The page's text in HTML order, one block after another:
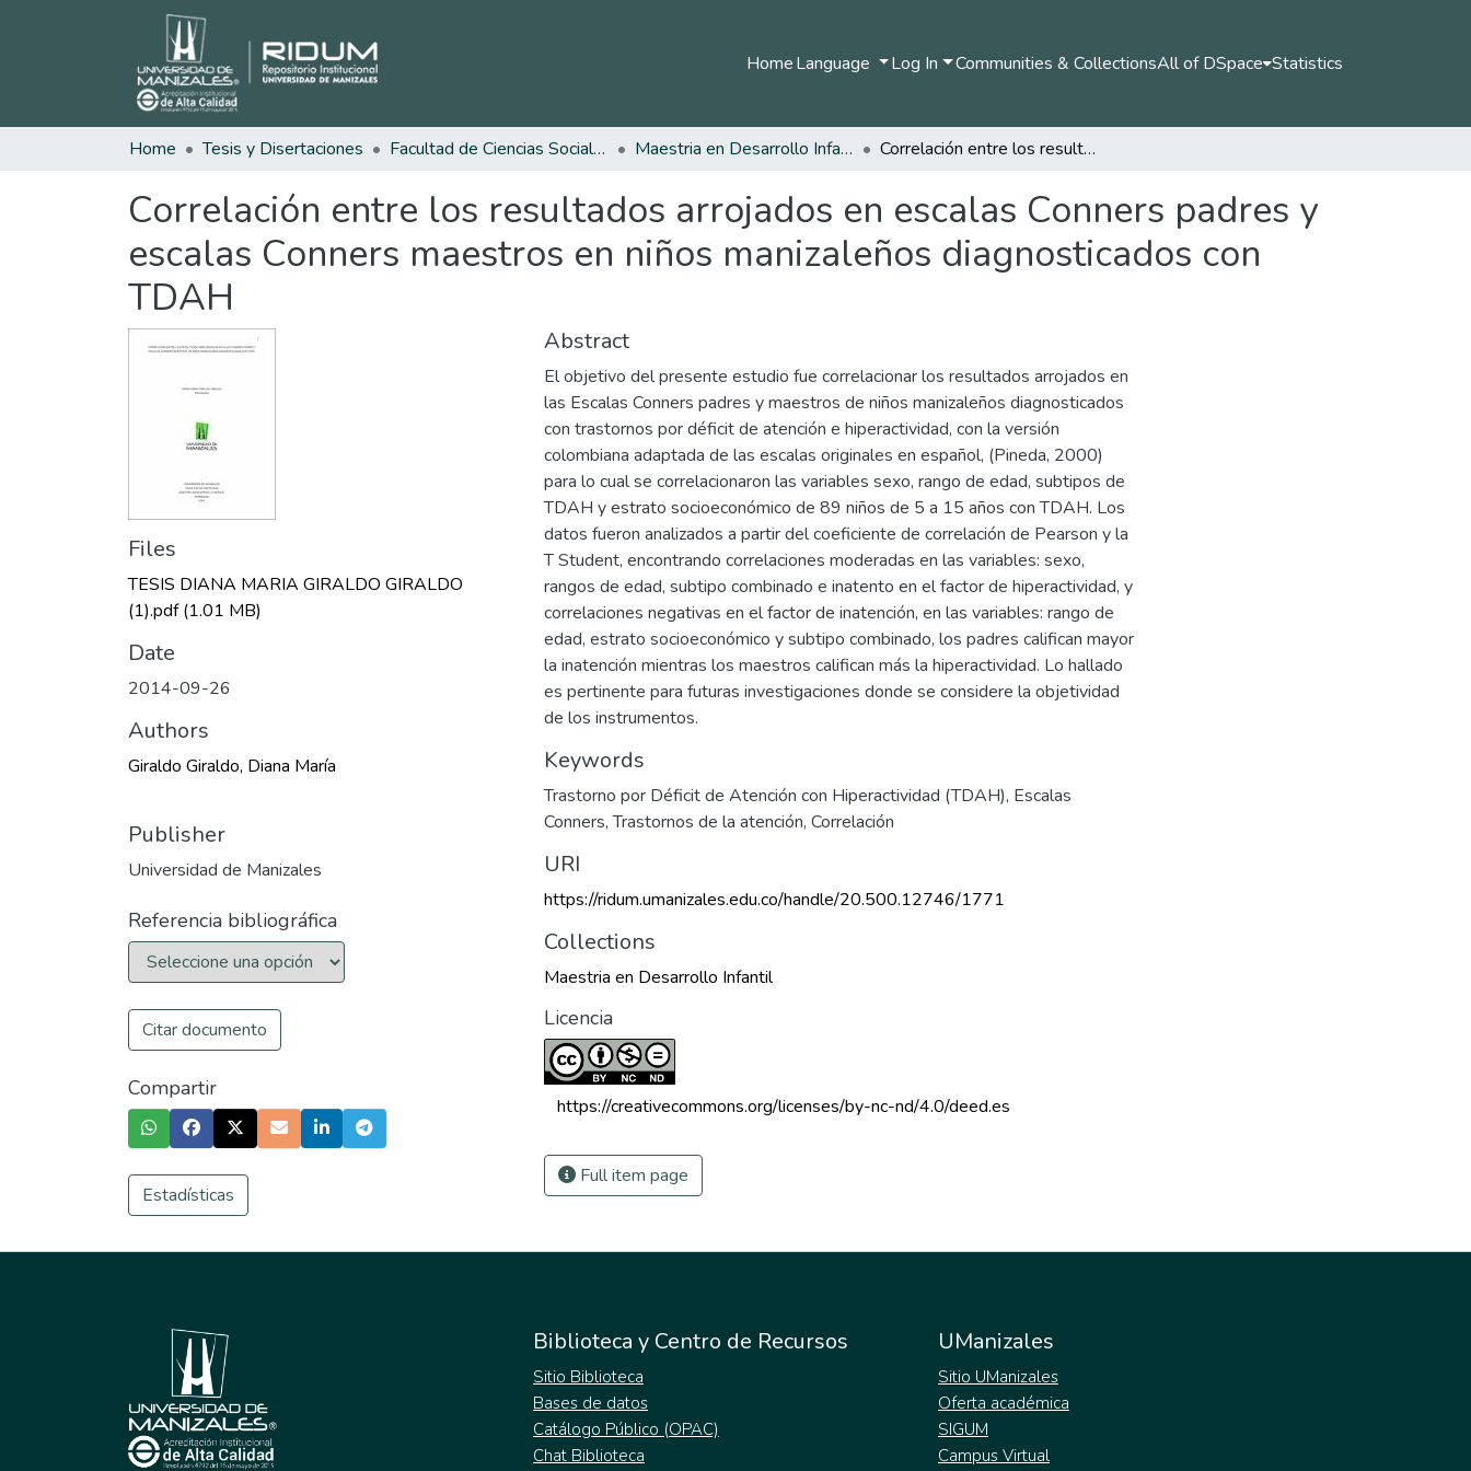
HomeLanguage Log In Communities & CollectionsAll of DSpace Statistics
Home Tesis y Disertaciones Facultad de Ciencias Sociales y Humanas Maestria en Desarrollo Infantil Correlación entre los resultados arrojados en escalas Conners padres y escalas Conners maestros en niños manizaleños diagnosticados con TDAH
Correlación entre los resultados arrojados en escalas Conners padres y
escalas Conners maestros en niños manizaleños diagnosticados con
TDAH
Files
TESIS DIANA MARIA GIRALDO GIRALDO
(1).pdf(1.01 MB)
Date
2014-09-26
Authors
Giraldo Giraldo, Diana María
Publisher
Universidad de Manizales
Referencia bibliográfica
Citar documento
Compartir
Estadísticas
Abstract
El objetivo del presente estudio fue correlacionar los resultados arrojados en
las Escalas Conners padres y maestros de niños manizaleños diagnosticados
con trastornos por déficit de atención e hiperactividad, con la versión
colombiana adaptada de las escalas originales en español, (Pineda, 2000)
para lo cual se correlacionaron las variables sexo, rango de edad, subtipos de
TDAH y estrato socioeconómico de 89 niños de 5 a 15 años con TDAH. Los
datos fueron analizados a partir del coeficiente de correlación de Pearson y la
T Student, encontrando correlaciones moderadas en las variables: sexo,
rangos de edad, subtipo combinado e inatento en el factor de hiperactividad, y
correlaciones negativas en el factor de inatención, en las variables: rango de
edad, estrato socioeconómico y subtipo combinado, los padres califican mayor
la inatención mientras los maestros califican más la hiperactividad. Lo hallado
es pertinente para futuras investigaciones donde se considere la objetividad
de los instrumentos.
Keywords
Trastorno por Déficit de Atención con Hiperactividad (TDAH), Escalas
Conners,Trastornos de la atención, Correlación
URI
https://ridum.umanizales.edu.co/handle/20.500.12746/1771
Collections
Maestria en Desarrollo Infantil
Licencia
https://creativecommons.org/licenses/by-nc-nd/4.0/deed.es
Full item page
Biblioteca y Centro de Recursos
Sitio Biblioteca
Bases de datos
Catálogo Público (OPAC)
Chat Biblioteca
UManizales
Sitio UManizales
Oferta académica
SIGUM
Campus Virtual